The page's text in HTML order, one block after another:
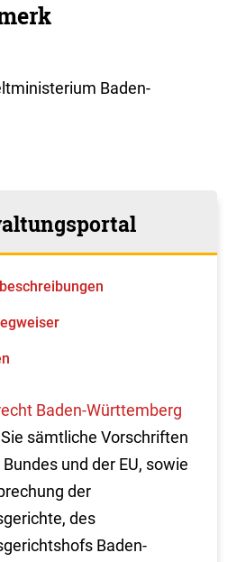
Baden-
Baden-Württemberg
sämtliche Vorschriften
und der EU, sowie
der
des
Baden-